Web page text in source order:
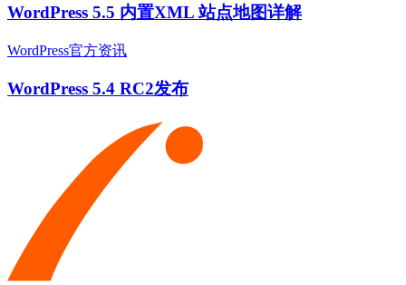
WordPress 5.5 内置XML 站点地图详解
WordPress官方资讯
WordPress 5.4 RC2发布